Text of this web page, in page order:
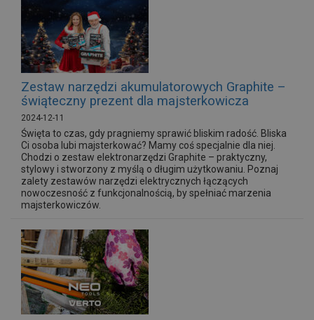
Zestaw narzędzi akumulatorowych Graphite –
świąteczny prezent dla majsterkowicza
2024-12-11
Święta to czas, gdy pragniemy sprawić bliskim radość. Bliska
Ci osoba lubi majsterkować? Mamy coś specjalnie dla niej.
Chodzi o zestaw elektronarzędzi Graphite – praktyczny,
stylowy i stworzony z myślą o długim użytkowaniu. Poznaj
zalety zestawów narzędzi elektrycznych łączących
nowoczesność z funkcjonalnością, by spełniać marzenia
majsterkowiczów.